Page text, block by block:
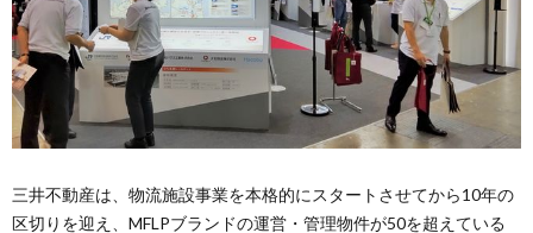
三井不動産は、物流施設事業を本格的にスタートさせてから10年の
区切りを迎え、MFLPブランドの運営・管理物件が50を超えている